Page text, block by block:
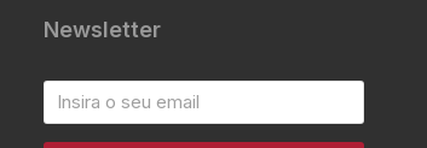
Newsletter